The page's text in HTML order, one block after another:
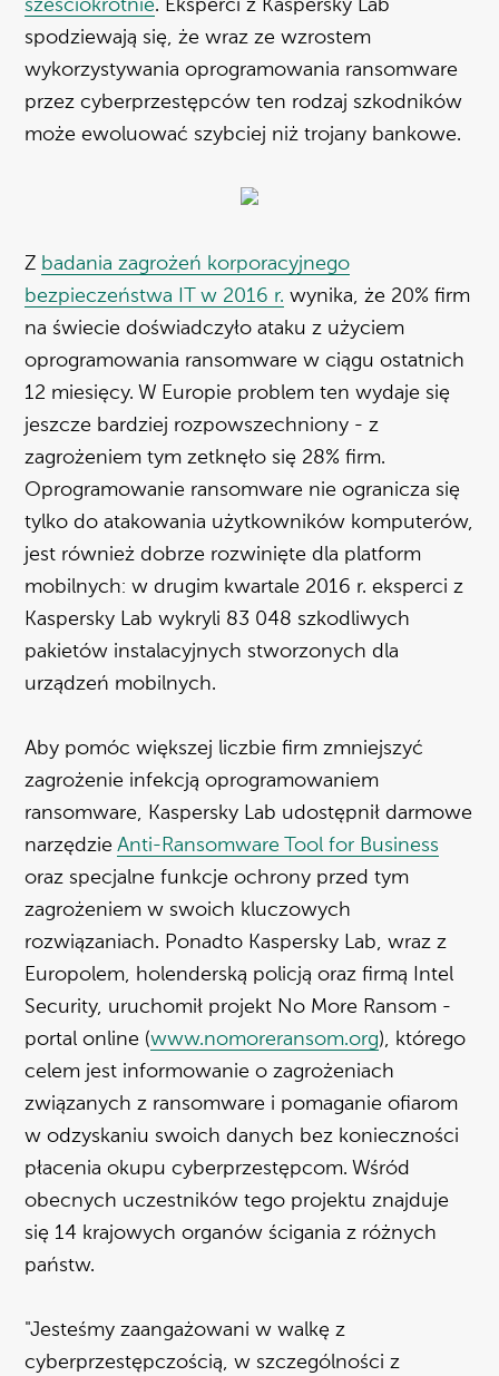
sześciokrotnie. Eksperci z Kaspersky Lab
spodziewają się, że wraz ze wzrostem
wykorzystywania oprogramowania ransomware
przez cyberprzestępców ten rodzaj szkodników
może ewoluować szybciej niż trojany bankowe.
Z badania zagrożeń korporacyjnego
bezpieczeństwa IT w 2016 r. wynika, że 20% firm
na świecie doświadczyło ataku z użyciem
oprogramowania ransomware w ciągu ostatnich
12 miesięcy. W Europie problem ten wydaje się
jeszcze bardziej rozpowszechniony - z
zagrożeniem tym zetknęło się 28% firm.
Oprogramowanie ransomware nie ogranicza się
tylko do atakowania użytkowników komputerów,
jest również dobrze rozwinięte dla platform
mobilnych: w drugim kwartale 2016 r. eksperci z
Kaspersky Lab wykryli 83 048 szkodliwych
pakietów instalacyjnych stworzonych dla
urządzeń mobilnych.
Aby pomóc większej liczbie firm zmniejszyć
zagrożenie infekcją oprogramowaniem
ransomware, Kaspersky Lab udostępnił darmowe
narzędzieAnti-Ransomware Tool for Business
oraz specjalne funkcje ochrony przed tym
zagrożeniem w swoich kluczowych
rozwiązaniach. Ponadto Kaspersky Lab, wraz z
Europolem, holenderską policją oraz firmą Intel
Security, uruchomił projekt No More Ransom -
portal online (www.nomoreransom.org), którego
celem jest informowanie o zagrożeniach
związanych z ransomware i pomaganie ofiarom
w odzyskaniu swoich danych bez konieczności
płacenia okupu cyberprzestępcom. Wśród
obecnych uczestników tego projektu znajduje
się 14 krajowych organów ścigania z różnych
państw.
"Jesteśmy zaangażowani w walkę z
cyberprzestępczością, w szczególności z